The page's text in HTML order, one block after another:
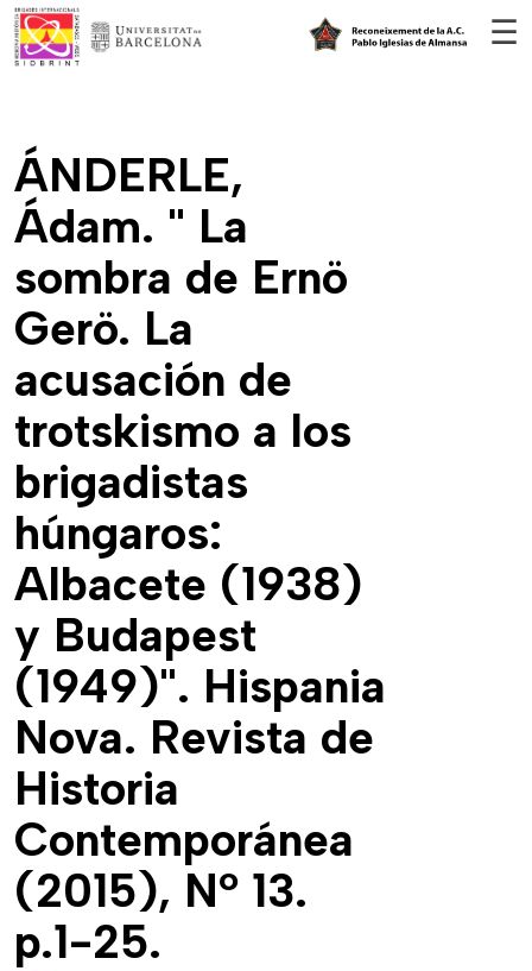
☰
ÁNDERLE,
Ádam. " La
sombra de Ernö
Gerö. La
acusación de
trotskismo a los
brigadistas
húngaros:
Albacete (1938)
y Budapest
(1949)". Hispania
Nova. Revista de
Historia
Contemporánea
(2015), Nº 13.
p.1-25.